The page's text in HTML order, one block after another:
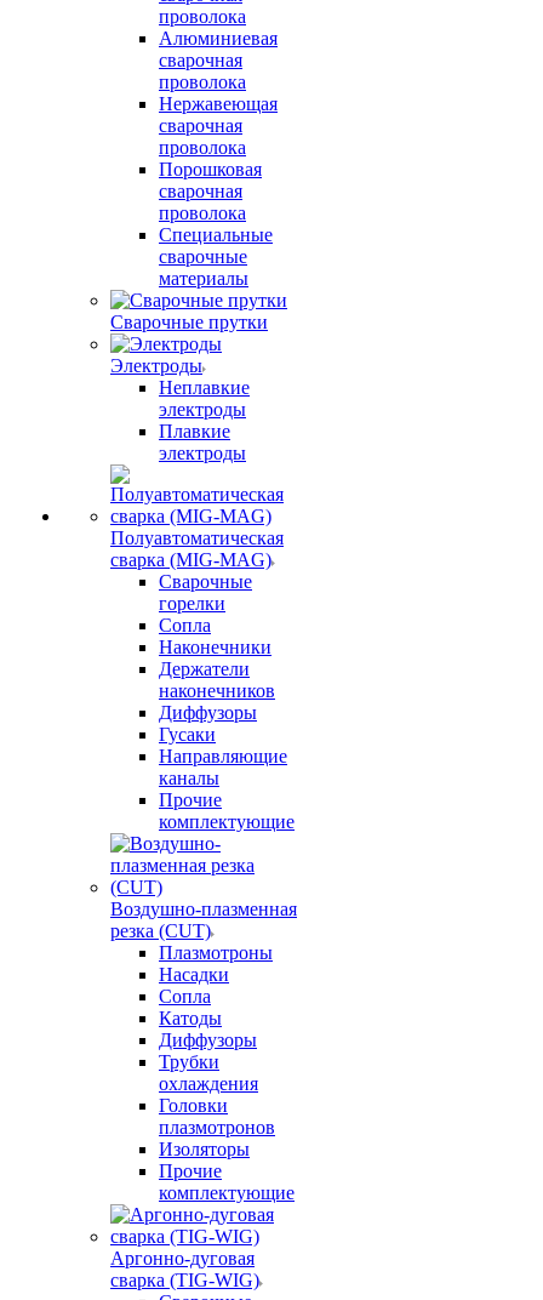
проволока
Алюминиевая
сварочная
проволока
Нержавеющая
сварочная
проволока
Порошковая
сварочная
проволока
Специальные
сварочные
материалы
Сварочные прутки
Электроды
Неплавкие
электроды
Плавкие
электроды
Полуавтоматическая
сварка (MIG-MAG)
Сварочные
горелки
Сопла
Наконечники
Держатели
наконечников
Диффузоры
Гусаки
Направляющие
каналы
Прочие
комплектующие
Воздушно-плазменная
резка (CUT)
Плазмотроны
Насадки
Сопла
Катоды
Диффузоры
Трубки
охлаждения
Головки
плазмотронов
Изоляторы
Прочие
комплектующие
Аргонно-дуговая
сварка (TIG-WIG)